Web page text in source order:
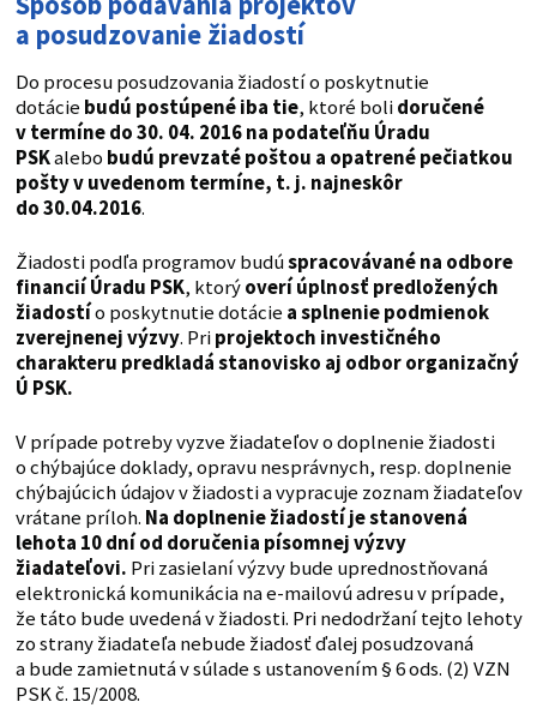
a posudzovanie žiadostí
Do procesu posudzovania žiadostí o poskytnutie
dotácie budú postúpené iba tie, ktoré bolidoručené
v termíne do 30. 04. 2016 na podateľňu Úradu
PSKalebo budú prevzaté poštou a opatrené pečiatkou
pošty v uvedenom termíne, t. j. najneskôr
do 30.04.2016.
Žiadosti podľa programov budúspracovávané na odbore
financií Úradu PSK, ktorýoverí úplnosť predložených
žiadostío poskytnutie dotácie a splnenie podmienok
zverejnenej výzvy. Priprojektoch investičného
charakteru predkladá stanovisko aj odbor organizačný
Ú PSK.
V prípade potreby vyzve žiadateľov o doplnenie žiadosti
o chýbajúce doklady, opravu nesprávnych, resp. doplnenie
chýbajúcich údajov v žiadosti a vypracuje zoznam žiadateľov
vrátane príloh. Na doplnenie žiadostí je stanovená
lehota 10 dní od doručenia písomnej výzvy
žiadateľovi. Pri zasielaní výzvy bude uprednostňovaná
elektronická komunikácia na e-mailovú adresu v prípade,
že táto bude uvedená v žiadosti. Pri nedodržaní tejto lehoty
zo strany žiadateľa nebude žiadosť ďalej posudzovaná
a bude zamietnutá v súlade s ustanovením § 6 ods. (2) VZN
PSK č. 15/2008.